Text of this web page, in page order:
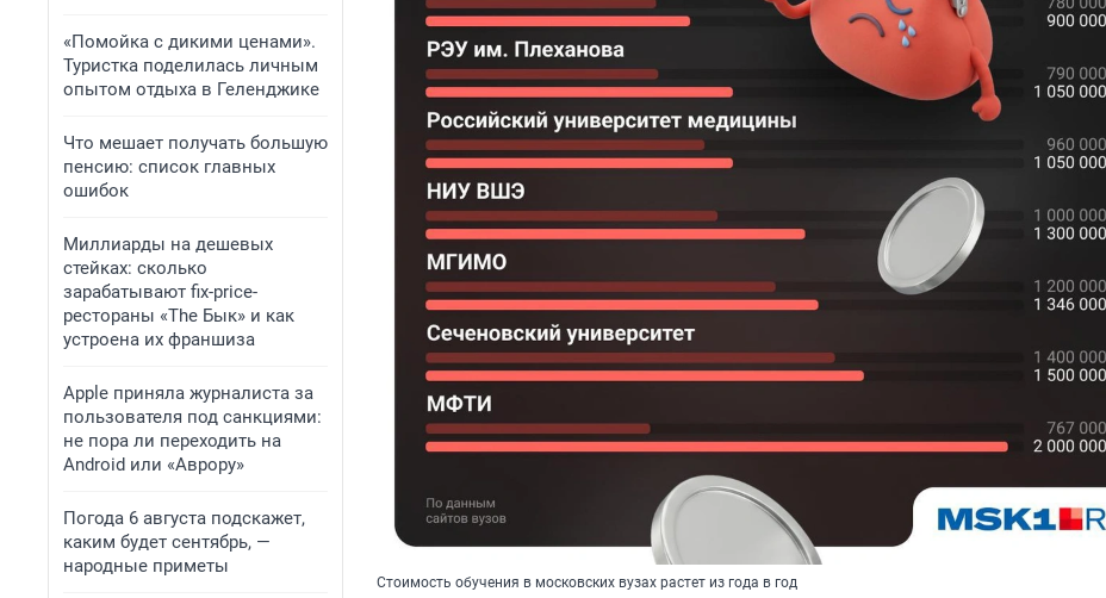
«Помойка с дикими ценами».
Туристка поделилась личным
опытом отдыха в Геленджике
Что мешает получать большую
пенсию: список главных
ошибок
Миллиарды на дешевых
стейках: сколько
зарабатывают fix-price-
рестораны «The Бык» и как
устроена их франшиза
Apple приняла журналиста за
пользователя под санкциями:
не пора ли переходить на
Android или «Аврору»
Погода 6 августа подскажет,
каким будет сентябрь, —
народные приметы
Стоимость обучения в московских вузах растет из года в год